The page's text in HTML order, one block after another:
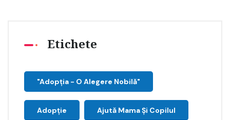
Etichete
"Adopţia - O Alegere Nobilă"
Adopție Ajută Mama Și Copilul